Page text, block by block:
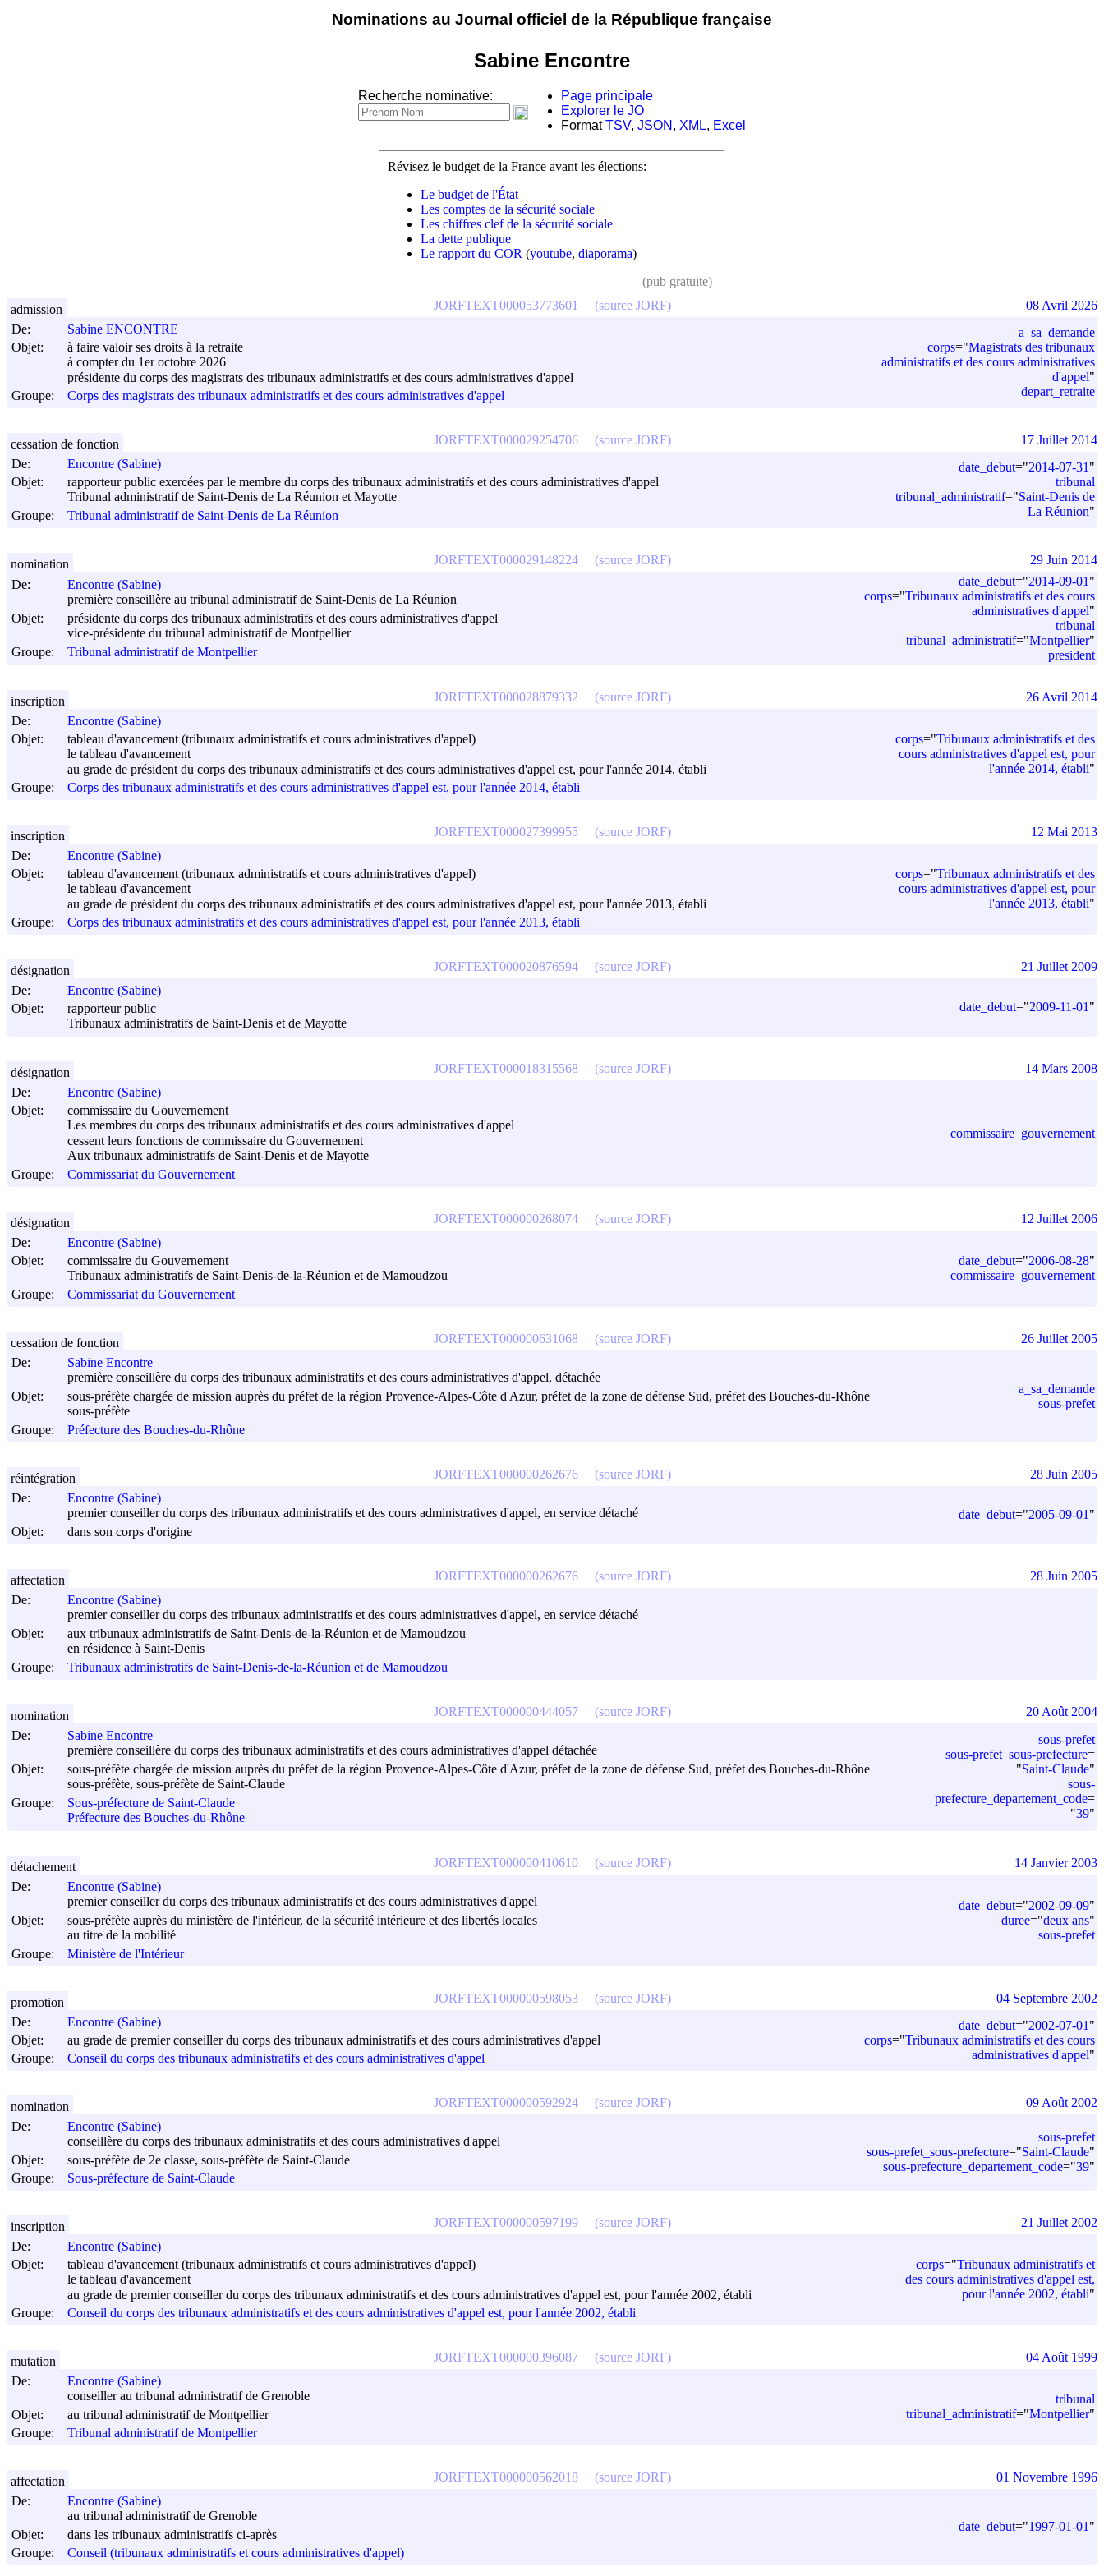
Nominations au Journal officiel de la République française
Sabine Encontre
Recherche nominative:
Page principale
Explorer le JO
FormatTSV, JSON , XML, Excel
Révisez le budget de la France avant les élections:
Le budget de l'État
Les comptes de la sécurité sociale
Les chiffres clef de la sécurité sociale
La dette publique
Le rapport du COR (youtube, diaporama)
(pub gratuite)
De:
Sabine ENCONTRE
Objet:
à faire valoir ses droits à la retraite
à compter du 1er octobre 2026
présidente du corps des magistrats des tribunaux administratifs et des cours administratives d'appel
Groupe:
Corps des magistrats des tribunaux administratifs et des cours administratives d'appel
a_sa_demande
corps="Magistrats des tribunaux
administratifs et des cours administratives
d'appel"
depart_retraite
JORFTEXT000053773601 (source JORF)
admission 08 Avril 2026
De:
Encontre (Sabine)
Objet:
rapporteur public exercées par le membre du corps des tribunaux administratifs et des cours administratives d'appel
Tribunal administratif de Saint-Denis de La Réunion et Mayotte
Groupe:
Tribunal administratif de Saint-Denis de La Réunion
date_debut="2014-07-31 "
tribunal
tribunal_administratif="Saint-Denis de
La Réunion"
JORFTEXT000029254706 (source JORF)
cessation de fonction 17 Juillet 2014
De:
Encontre (Sabine)
première conseillère au tribunal administratif de Saint-Denis de La Réunion
Objet:
présidente du corps des tribunaux administratifs et des cours administratives d'appel
vice-présidente du tribunal administratif de Montpellier
Groupe:
Tribunal administratif de Montpellier
date_debut="2014-09-01 "
corps="Tribunaux administratifs et des cours
administratives d'appel"
tribunal
tribunal_administratif="Montpellier"
president
JORFTEXT000029148224 (source JORF)
nomination 29 Juin 2014
De:
Encontre (Sabine)
Objet:
tableau d'avancement (tribunaux administratifs et cours administratives d'appel)
le tableau d'avancement
au grade de président du corps des tribunaux administratifs et des cours administratives d'appel est, pour l'année 2014, établi
Groupe:
Corps des tribunaux administratifs et des cours administratives d'appel est, pour l'année 2014, établi
corps="Tribunaux administratifs et des
cours administratives d'appel est, pour
l'année 2014, établi"
JORFTEXT000028879332 (source JORF)
inscription 26 Avril 2014
De:
Encontre (Sabine)
Objet:
tableau d'avancement (tribunaux administratifs et cours administratives d'appel)
le tableau d'avancement
au grade de président du corps des tribunaux administratifs et des cours administratives d'appel est, pour l'année 2013, établi
Groupe:
Corps des tribunaux administratifs et des cours administratives d'appel est, pour l'année 2013, établi
corps="Tribunaux administratifs et des
cours administratives d'appel est, pour
l'année 2013, établi"
JORFTEXT000027399955 (source JORF)
inscription 12 Mai 2013
De:
Encontre (Sabine)
Objet:
rapporteur public
Tribunaux administratifs de Saint-Denis et de Mayotte
date_debut="2009-11-01 "
JORFTEXT000020876594 (source JORF)
désignation 21 Juillet 2009
De:
Encontre (Sabine)
Objet:
commissaire du Gouvernement
Les membres du corps des tribunaux administratifs et des cours administratives d'appel
cessent leurs fonctions de commissaire du Gouvernement
Aux tribunaux administratifs de Saint-Denis et de Mayotte
Groupe:
Commissariat du Gouvernement
commissaire_gouvernement
JORFTEXT000018315568 (source JORF)
désignation 14 Mars 2008
De:
Encontre (Sabine)
Objet:
commissaire du Gouvernement
Tribunaux administratifs de Saint-Denis-de-la-Réunion et de Mamoudzou
Groupe:
Commissariat du Gouvernement
date_debut="2006-08-28"
commissaire_gouvernement
JORFTEXT000000268074 (source JORF)
désignation 12 Juillet 2006
De:
Sabine Encontre
première conseillère du corps des tribunaux administratifs et des cours administratives d'appel, détachée
Objet:
sous-préfète chargée de mission auprès du préfet de la région Provence-Alpes-Côte d'Azur, préfet de la zone de défense Sud, préfet des Bouches-du-Rhône
sous-préfète
Groupe:
Préfecture des Bouches-du-Rhône
a_sa_demande
sous-prefet
JORFTEXT000000631068 (source JORF)
cessation de fonction 26 Juillet 2005
De:
Encontre (Sabine)
premier conseiller du corps des tribunaux administratifs et des cours administratives d'appel, en service détaché
Objet:
dans son corps d'origine
date_debut="2005-09-01 "
JORFTEXT000000262676 (source JORF)
réintégration 28 Juin 2005
De:
Encontre (Sabine)
premier conseiller du corps des tribunaux administratifs et des cours administratives d'appel, en service détaché
Objet:
aux tribunaux administratifs de Saint-Denis-de-la-Réunion et de Mamoudzou
en résidence à Saint-Denis
Groupe:
Tribunaux administratifs de Saint-Denis-de-la-Réunion et de Mamoudzou
JORFTEXT000000262676 (source JORF)
affectation 28 Juin 2005
De:
Sabine Encontre
première conseillère du corps des tribunaux administratifs et des cours administratives d'appel détachée
Objet:
sous-préfète chargée de mission auprès du préfet de la région Provence-Alpes-Côte d'Azur, préfet de la zone de défense Sud, préfet des Bouches-du-Rhône
sous-préfète, sous-préfète de Saint-Claude
Groupe:
Sous-préfecture de Saint-Claude
Préfecture des Bouches-du-Rhône
sous-prefet
sous-prefet_sous-prefecture=
"Saint-Claude"
sous-
prefecture_departement_code=
"39"
JORFTEXT000000444057 (source JORF)
nomination 20 Août 2004
De:
Encontre (Sabine)
premier conseiller du corps des tribunaux administratifs et des cours administratives d'appel
Objet:
sous-préfète auprès du ministère de l'intérieur, de la sécurité intérieure et des libertés locales
au titre de la mobilité
Groupe:
Ministère de l'Intérieur
date_debut="2002-09-09"
duree="deux ans"
sous-prefet
JORFTEXT000000410610 (source JORF)
détachement 14 Janvier 2003
De:
Encontre (Sabine)
Objet:
au grade de premier conseiller du corps des tribunaux administratifs et des cours administratives d'appel
Groupe:
Conseil du corps des tribunaux administratifs et des cours administratives d'appel
date_debut="2002-07-01 "
corps="Tribunaux administratifs et des cours
administratives d'appel"
JORFTEXT000000598053 (source JORF)
promotion 04 Septembre 2002
De:
Encontre (Sabine)
conseillère du corps des tribunaux administratifs et des cours administratives d'appel
Objet:
sous-préfète de 2e classe, sous-préfète de Saint-Claude
Groupe:
Sous-préfecture de Saint-Claude
sous-prefet
sous-prefet_sous-prefecture="Saint-Claude"
sous-prefecture_departement_code="39"
JORFTEXT000000592924 (source JORF)
nomination 09 Août 2002
De:
Encontre (Sabine)
Objet:
tableau d'avancement (tribunaux administratifs et cours administratives d'appel)
le tableau d'avancement
au grade de premier conseiller du corps des tribunaux administratifs et des cours administratives d'appel est, pour l'année 2002, établi
Groupe:
Conseil du corps des tribunaux administratifs et des cours administratives d'appel est, pour l'année 2002, établi
corps="Tribunaux administratifs et
des cours administratives d'appel est,
pour l'année 2002, établi"
JORFTEXT000000597199 (source JORF)
inscription 21 Juillet 2002
De:
Encontre (Sabine)
conseiller au tribunal administratif de Grenoble
Objet:
au tribunal administratif de Montpellier
Groupe:
Tribunal administratif de Montpellier
tribunal
tribunal_administratif="Montpellier"
JORFTEXT000000396087 (source JORF)
mutation 04 Août 1999
De:
Encontre (Sabine)
au tribunal administratif de Grenoble
Objet:
dans les tribunaux administratifs ci-après
Groupe:
Conseil (tribunaux administratifs et cours administratives d'appel)
date_debut="1997-01-01 "
JORFTEXT000000562018 (source JORF)
affectation 01 Novembre 1996